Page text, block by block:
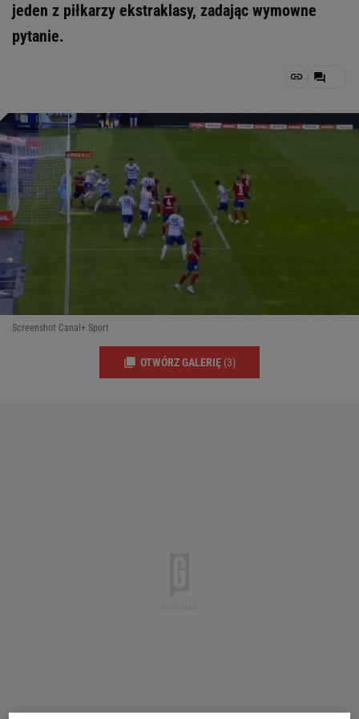
jeden z piłkarzy ekstraklasy, zadając wymowne
pytanie.
Screenshot Canal+ Sport
OTWÓRZ GALERIĘ (3)